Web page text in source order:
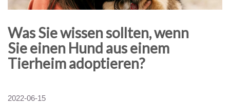
Was Sie wissen sollten, wenn
Sie einen Hund aus einem
Tierheim adoptieren?
2022-06-15